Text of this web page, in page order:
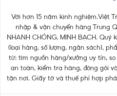
Với hơn 15 năm kinh nghiệm.Việt
nhập & vận chuyển hàng Trung
NHANH CHÓNG, MINH BẠCH.
(loại hàng, số lượng, ngân sách),
từ: tìm nguồn hàng/xưởng uy tín,
an toàn, kiểm tra hàng, đóng gói
tận nơi. Giấy tờ và thuế phí hợp